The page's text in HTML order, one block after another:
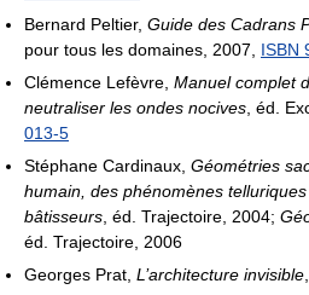
Bernard Peltier, Guide des Cadrans
pour tous les domaines, 2007, ISBN
Clémence Lefèvre, Manuel complet
neutraliser les ondes nocives , éd.
013-5
Stéphane Cardinaux, Géométries
humain, des phénomènes
bâtisseurs , éd. Trajectoire, 2004;
éd. Trajectoire, 2006
Georges Prat, L’architecture invisible